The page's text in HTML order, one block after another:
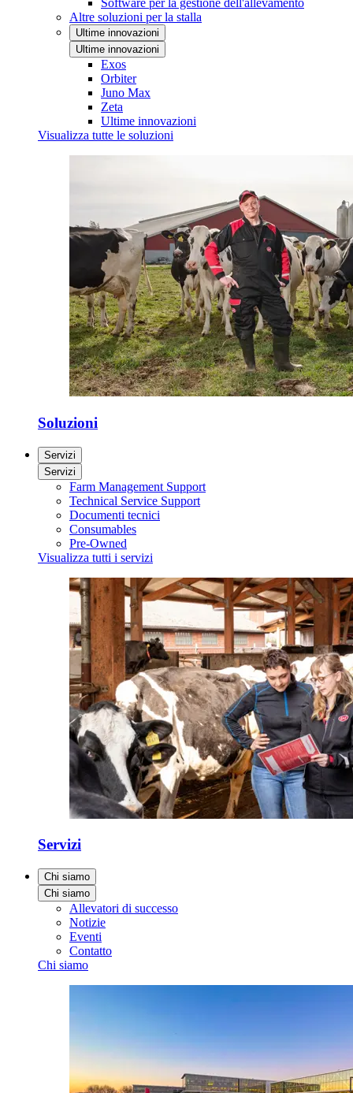
Software per la gestione dell'allevamento
Altre soluzioni per la stalla
Ultime innovazioni
Ultime innovazioni
Exos
Orbiter
Juno Max
Zeta
Ultime innovazioni
Visualizza tutte le soluzioni
Soluzioni
Servizi
Servizi
Farm Management Support
Technical Service Support
Documenti tecnici
Consumables
Pre-Owned
Visualizza tutti i servizi
Servizi
Chi siamo
Chi siamo
Allevatori di successo
Notizie
Eventi
Contatto
Chi siamo